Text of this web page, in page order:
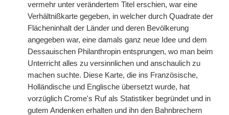
vermehr unter verändertem Titel erschien, war eine
Verhältnißkarte gegeben, in welcher durch Quadrate der
Flächeninhalt der Länder und deren Bevölkerung
angegeben war, eine damals ganz neue Idee und dem
Dessauischen Philanthropin entsprungen, wo man beim
Unterricht alles zu versinnlichen und anschaulich zu
machen suchte. Diese Karte, die ins Französische,
Holländische und Englische übersetzt wurde, hat
vorzüglich Crome's Ruf als Statistiker begründet und in
gutem Andenken erhalten und ihn den Bahnbrechern